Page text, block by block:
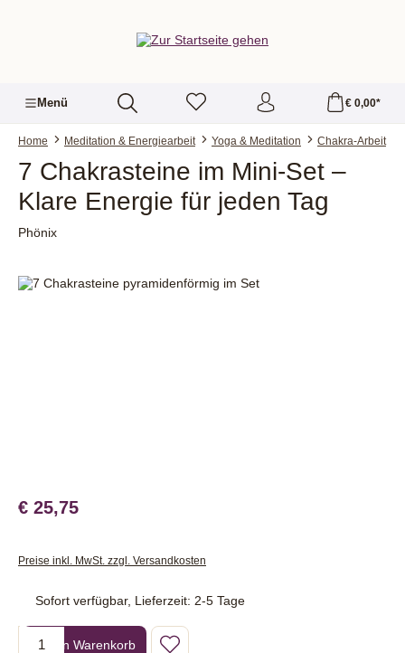
Menü € 0,00*
Home Meditation & Energiearbeit Yoga & Meditation Chakra-Arbeit
7 Chakrasteine im Mini-Set –
Klare Energie für jeden Tag
Phönix
Bildergalerie überspringen
€ 25,75
Preise inkl. MwSt. zzgl. Versandkosten
Sofort verfügbar, Lieferzeit: 2-5 Tage
Produkt Anzahl: Gib den gewünschten Wert ein oder benutze die
In den Warenkorb